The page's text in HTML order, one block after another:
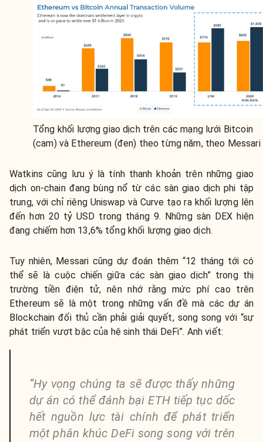
Tổng khối lượng giao dịch trên các mạng lưới Bitcoin
(cam) và Ethereum (đen) theo từng năm, theo Messari
Watkins cũng lưu ý là tính thanh khoản trên những giao
dịch on-chain đang bùng nổ từ các sàn giao dịch phi tập
trung, với chỉ riêng Uniswap và Curve tạo ra khối lượng lên
đến hơn 20 tỷ USD trong tháng 9. Những sàn DEX hiện
đang chiếm hơn 13,6% tổng khối lượng giao dịch.
Tuy nhiên, Messari cũng dự đoán thêm “12 tháng tới có
thể sẽ là cuộc chiến giữa các sàn giao dịch” trong thị
trường tiền điện tử, nên nhớ rằng mức phí cao trên
Ethereum sẽ là một trong những vấn đề mà các dự án
Blockchain đối thủ cần phải giải quyết, song song với “sự
phát triển vượt bậc của hệ sinh thái DeFi”. Anh viết:
“Hy vọng chúng ta sẽ được thấy những
dự án có thể đánh bại ETH tiếp tục dốc
hết nguồn lực tài chính để phát triển
một phân khúc DeFi song song với trên